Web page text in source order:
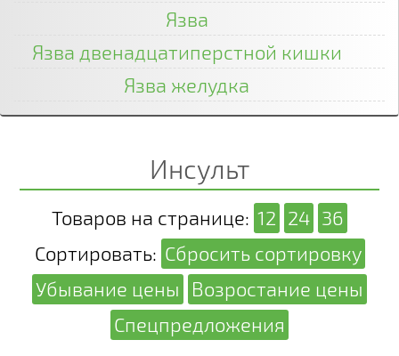
Язва
Язва двенадцатиперстной кишки
Язва желудка
Инсульт
Товаров на странице: 12 24 36
Сортировать: Сбросить сортировку
Убывание цены
Возростание цены
Спецпредложения